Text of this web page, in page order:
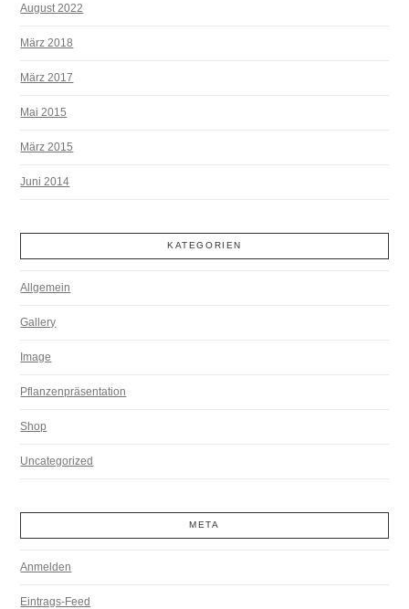
August 2022
März 2018
März 2017
Mai 2015
März 2015
Juni 2014
KATEGORIEN
Allgemein
Gallery
Image
Pflanzenpräsentation
Shop
Uncategorized
META
Anmelden
Eintrags-Feed